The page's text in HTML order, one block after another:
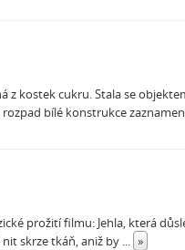
kostek cukru. Stala se
bílé konstrukce
prožití filmu: Jehla, která
skrze tkáň, aniž by ... »